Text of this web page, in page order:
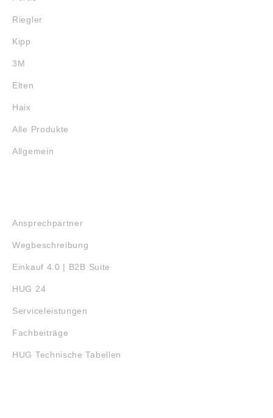
Riegler
Kipp
3M
Elten
Haix
Alle Produkte
Allgemein
Ansprechpartner
Wegbeschreibung
Einkauf 4.0 | B2B Suite
HUG 24
Serviceleistungen
Fachbeiträge
HUG Technische Tabellen